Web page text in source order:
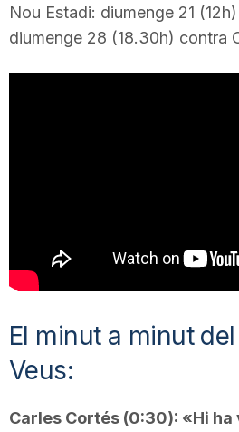
a
Nou Estadi: diumenge 21
diumenge 28 (18.30h) contra
El minut a minut
Veus:
Carles Cortés (0:30): «Hi